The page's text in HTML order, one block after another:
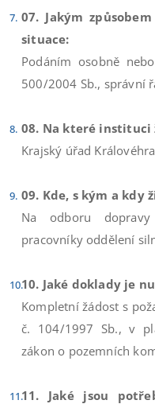
07. Jakým
situace:
Podáním osobně
500/2004 Sb., správní
08. Na které
Krajský úřad
09. Kde, s kým a
Na odboru
pracovníky oddělení
10. Jaké doklady je
Kompletní žádost s
č. 104/1997 Sb., v
zákon o pozemních
11. Jaké jsou